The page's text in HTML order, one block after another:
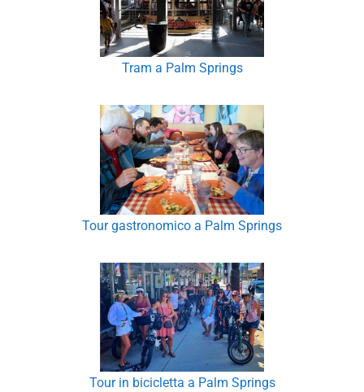
Tram a Palm Springs
Tour gastronomico a Palm Springs
Tour in bicicletta a Palm Springs